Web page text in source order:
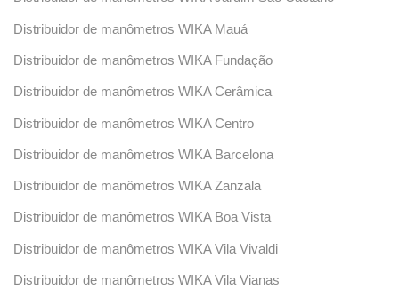
Distribuidor de manômetros WIKA Mauá
Distribuidor de manômetros WIKA Fundação
Distribuidor de manômetros WIKA Cerâmica
Distribuidor de manômetros WIKA Centro
Distribuidor de manômetros WIKA Barcelona
Distribuidor de manômetros WIKA Zanzala
Distribuidor de manômetros WIKA Boa Vista
Distribuidor de manômetros WIKA Vila Vivaldi
Distribuidor de manômetros WIKA Vila Vianas